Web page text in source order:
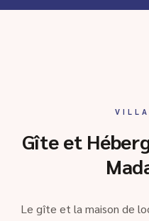
Gîte et
Le gîte et la maison de